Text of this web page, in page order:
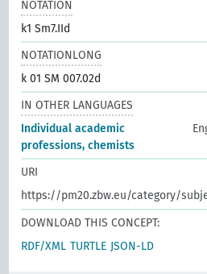
NOTATION
k1 Sm7.IId
NOTATIONLONG
k 01 SM 007.02d
IN OTHER LANGUAGES
Individual academic
professions, chemists
URI
https://pm20.zbw.eu/category/
DOWNLOAD THIS CONCEPT:
RDF/XML TURTLE JSON-LD